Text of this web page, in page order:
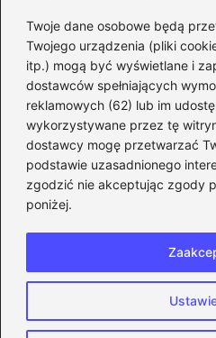
Twoje dane osobowe będą
Twojego urządzenia (pliki
itp.) mogą być wyświetlane i
dostawców spełniających
reklamowych (62) lub im
wykorzystywane przez tę
dostawcy mogę przetwarzać
podstawie uzasadnionego
zgodzić nie akceptując zgody
poniżej.
CS:GO(26)
FIFA(90)
Forza Horizon(22)
Gry(186)
Modyfikacje(42)
Spolszczenia(101)
Prywatność
Napisz do nas